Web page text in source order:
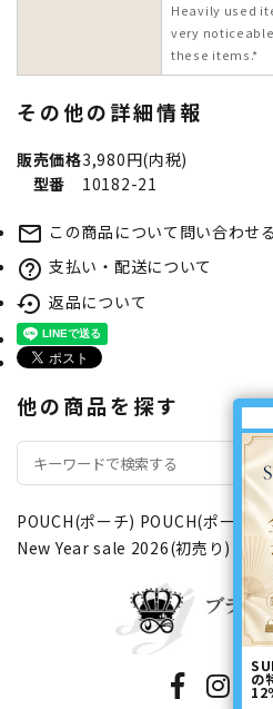
Heavily used
very
these items.*
その他の詳細情報
販売価格3,980円(内税)
型番
10182-21
mail_outline この商品について問い合わせる
help_outline 支払い・配送について
settings_backup_restore 返品について
他の商品を探す
POUCH(ポーチ) POUCH(ポーチ)
New Year sale 2026(初売り)
の
12